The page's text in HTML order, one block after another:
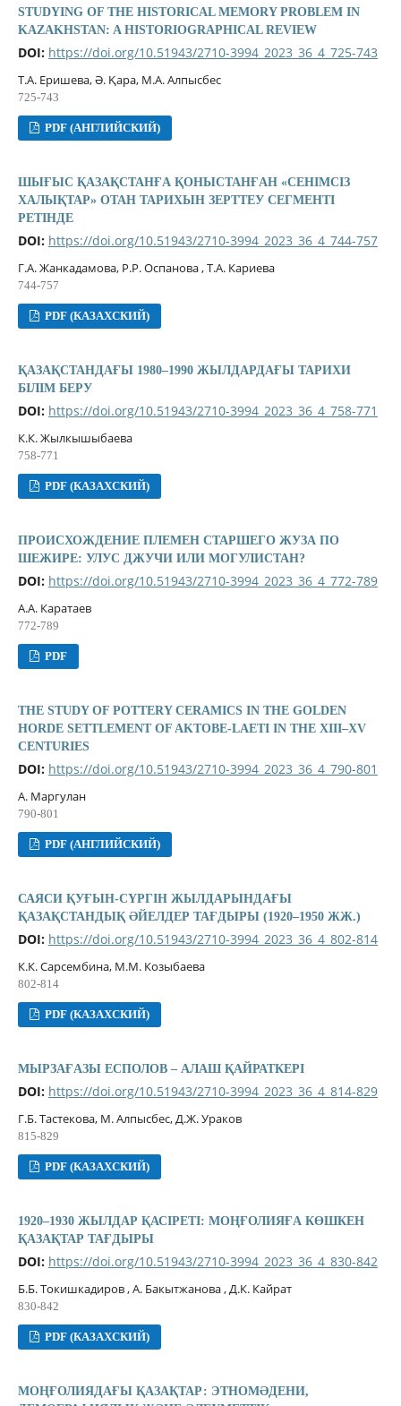
STUDYING OF THE HISTORICAL MEMORY PROBLEM IN
KAZAKHSTAN: A HISTORIOGRAPHICAL REVIEW
DOI: https://doi.org/10.51943/2710-3994_2023_36_4_725-743
Т.А. Еришева, Ә. Қара, М.А. Алпысбес
725-743
PDF (АНГЛИЙСКИЙ)
ШЫҒЫС ҚАЗАҚСТАНҒА ҚОНЫСТАНҒАН «СЕНІМСІЗ
ХАЛЫҚТАР» ОТАН ТАРИХЫН ЗЕРТТЕУ СЕГМЕНТІ
РЕТІНДЕ
DOI: https://doi.org/10.51943/2710-3994_2023_36_4_744-757
Г.A. Жанкадамова, Р.Р. Оспанова , Т.А. Кариева
744-757
PDF (КАЗАХСКИЙ)
ҚАЗАҚСТАНДАҒЫ 1980–1990 ЖЫЛДАРДАҒЫ ТАРИХИ
БІЛІМ БЕРУ
DOI: https://doi.org/10.51943/2710-3994_2023_36_4_758-771
К.К. Жылкышыбаева
758-771
PDF (КАЗАХСКИЙ)
ПРОИСХОЖДЕНИЕ ПЛЕМЕН СТАРШЕГО ЖУЗА ПО
ШЕЖИРЕ: УЛУС ДЖУЧИ ИЛИ МОГУЛИСТАН?
DOI: https://doi.org/10.51943/2710-3994_2023_36_4_772-789
А.А. Каратаев
772-789
PDF
THE STUDY OF POTTERY CERAMICS IN THE GOLDEN
HORDE SETTLEMENT OF AKTOBE-LAETI IN THE XIII–XV
CENTURIES
DOI: https://doi.org/10.51943/2710-3994_2023_36_4_790-801
А. Маргулан
790-801
PDF (АНГЛИЙСКИЙ)
САЯСИ ҚУҒЫН-СҮРГІН ЖЫЛДАРЫНДАҒЫ
ҚАЗАҚСТАНДЫҚ ӘЙЕЛДЕР ТАҒДЫРЫ (1920–1950 ЖЖ.)
DOI: https://doi.org/10.51943/2710-3994_2023_36_4_802-814
К.К. Сарсембина, М.М. Козыбаева
802-814
PDF (КАЗАХСКИЙ)
МЫРЗАҒАЗЫ ЕСПОЛОВ – АЛАШ ҚАЙРАТКЕРІ
DOI: https://doi.org/10.51943/2710-3994_2023_36_4_814-829
Г.Б. Тастекова, М. Алпысбес, Д.Ж. Ураков
815-829
PDF (КАЗАХСКИЙ)
1920–1930 ЖЫЛДАР ҚАСІРЕТІ: МОҢҒОЛИЯҒА КӨШКЕН
ҚАЗАҚТАР ТАҒДЫРЫ
DOI: https://doi.org/10.51943/2710-3994_2023_36_4_830-842
Б.Б. Токишкадиров , А. Бакытжанова , Д.К. Кайрат
830-842
PDF (КАЗАХСКИЙ)
МОҢҒОЛИЯДАҒЫ ҚАЗАҚТАР: ЭТНОМӘДЕНИ,